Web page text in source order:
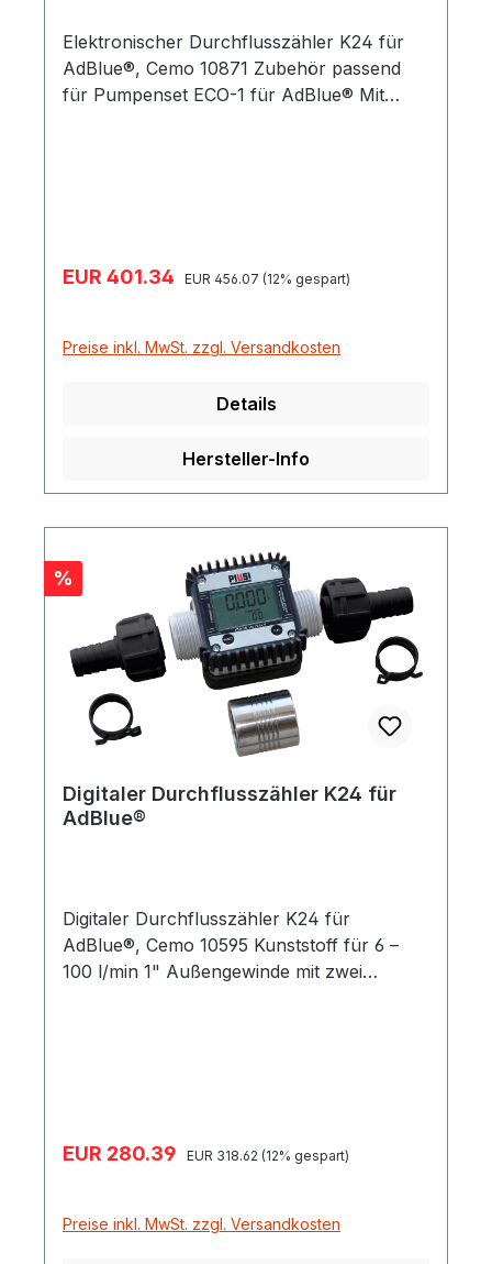
Elektronischer Durchflusszähler K24 für
AdBlue®, Cemo 10871 Zubehör passend
für Pumpenset ECO-1 für AdBlue® Mit
Verkaufspreis:
EUR 401.34 Regulärer Preis:
EUR 456.07 (12% gespart)
Preise inkl. MwSt. zzgl. Versandkosten
Details
Hersteller-Info
Rabatt
%
Digitaler Durchflusszähler K24 für
AdBlue®
Digitaler Durchflusszähler K24 für
AdBlue®, Cemo 10595 Kunststoff für 6 –
100 l/min 1" Außengewinde mit zwei
Verkaufspreis:
EUR 280.39 Regulärer Preis:
EUR 318.62 (12% gespart)
Preise inkl. MwSt. zzgl. Versandkosten